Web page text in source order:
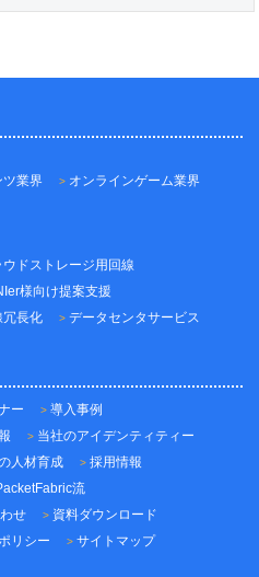
ツ業界
オンラインゲーム業界
ウドストレージ用回線
様向け提案支援
冗長化 データセンタサービス
ー
導入事例
当社のアイデンティティー
人材育成
採用情報
流
せ
資料ダウンロード
リシー
サイトマップ